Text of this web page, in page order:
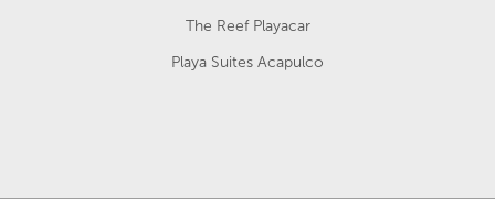
The Reef Playacar
Playa Suites Acapulco